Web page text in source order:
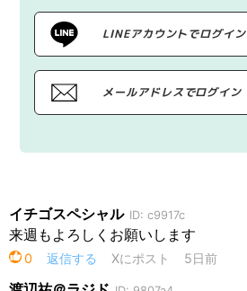
LINEアカウントでログイン
メールアドレスでログイン